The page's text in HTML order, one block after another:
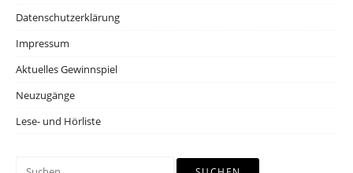
Datenschutzerklärung
Impressum
Aktuelles Gewinnspiel
Neuzugänge
Lese- und Hörliste
Suchen